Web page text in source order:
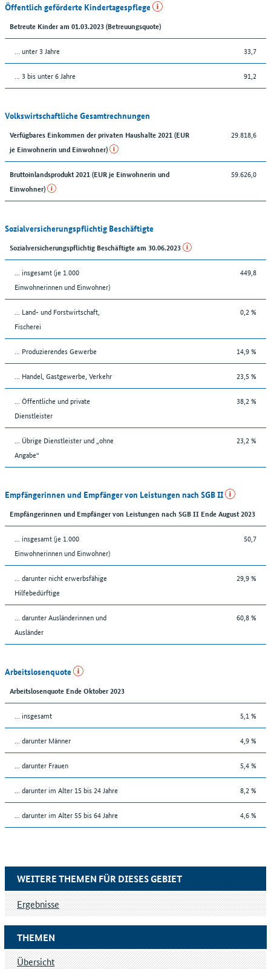
Öffentlich geförderte Kindertagespflege
Betreute Kinder am 01.03.2023 (Betreuungsquote)
… unter 3 Jahre 33,7
… 3 bis unter 6 Jahre 91,2
Volkswirtschaftliche Gesamtrechnungen
Verfügbares Einkommen der privaten Haushalte 2021 (EUR
je Einwohnerin und Einwohner)
29.818,6
Bruttoinlandsprodukt 2021 (EUR je Einwohnerin und
Einwohner)
59.626,0
Sozialversicherungspflichtig Beschäftigte
Sozialversicherungspflichtig Beschäftigte am 30.06.2023
... insgesamt (je 1.000
Einwohnerinnen und Einwohner)
449,8
... Land- und Forstwirtschaft,
Fischerei
0,2 %
... Produzierendes Gewerbe 14,9 %
... Handel, Gastgewerbe, Verkehr 23,5 %
... Öffentliche und private
Dienstleister
38,2 %
... Übrige Dienstleister und „ohne
Angabe“
23,2 %
Empfängerinnen und Empfänger von Leistungen nach SGB II
Empfängerinnen und Empfänger von Leistungen nach SGB II Ende August 2023
... insgesamt (je 1.000
Einwohnerinnen und Einwohner)
50,7
... darunter nicht erwerbsfähige
Hilfebedürftige
29,9 %
... darunter Ausländerinnen und
Ausländer
60,8 %
Arbeitslosenquote
Arbeitslosenquote Ende Oktober 2023
... insgesamt 5,1 %
... darunter Männer 4,9 %
... darunter Frauen 5,4 %
... darunter im Alter 15 bis 24 Jahre 8,2 %
... darunter im Alter 55 bis 64 Jahre 4,6 %
THEMEN
Übersicht
WEITERE THEMEN FÜR DIESES GEBIET
Ergebnisse